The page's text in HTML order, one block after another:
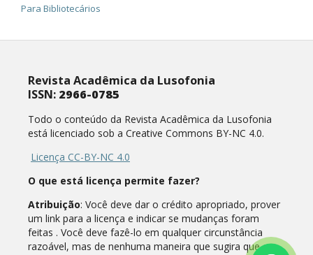
Para Bibliotecários
Revista Acadêmica da Lusofonia
ISSN: 2966-0785
Todo o conteúdo da Revista Acadêmica da Lusofonia
está licenciado sob a Creative Commons BY-NC 4.0.
Licença CC-BY-NC 4.0
O que está licença permite fazer?
Atribuição: Você deve dar o crédito apropriado, prover
um link para a licença e indicar se mudanças foram
feitas . Você deve fazê-lo em qualquer circunstância
razoável, mas de nenhuma maneira que sugira que o